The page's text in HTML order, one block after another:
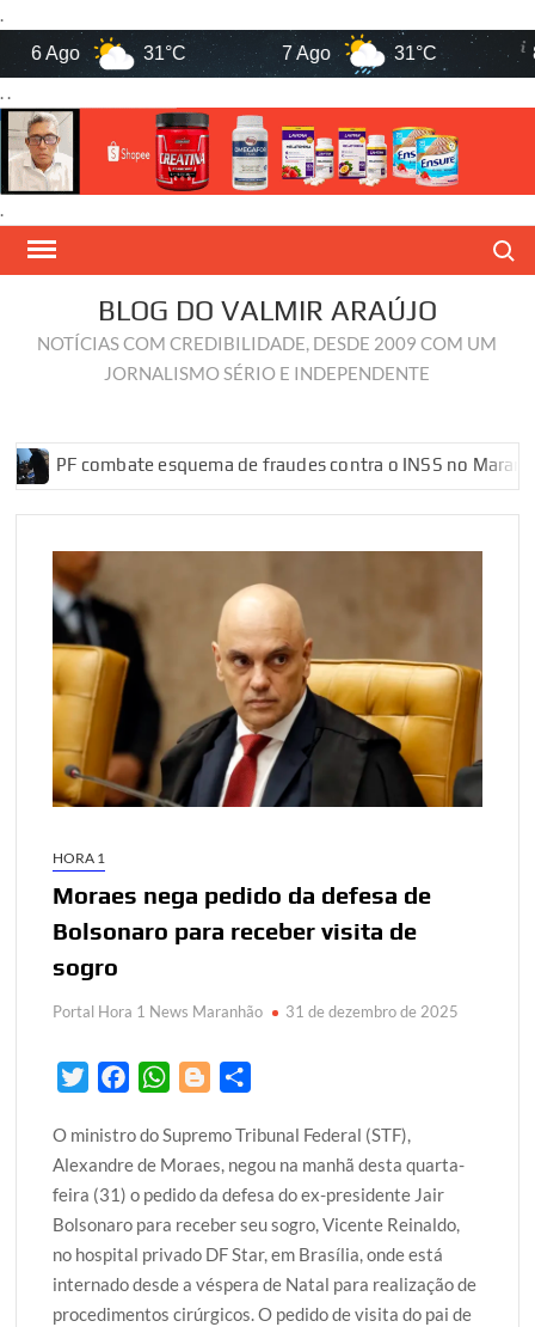
.
Ago 31°C 7 Ago 31°C 8
. .
.
Skip
BLOG DO VALMIR ARAÚJO
NOTÍCIAS COM CREDIBILIDADE, DESDE 2009 COM UM
JORNALISMO SÉRIO E INDEPENDENTE
combate esquema de fraudes contra o INSS no Maranhão
HORA 1
Moraes nega pedido da defesa de
Bolsonaro para receber visita de
sogro
Portal Hora 1 News Maranhão 31 de dezembro de 2025
i
t
t
e
r
c
e
b
o
o
k
W
a
t
s
A
p
p
o
g
g
e
r
a
r
e
O ministro do Supremo Tribunal Federal (STF),
Alexandre de Moraes, negou na manhã desta quarta-
feira (31) o pedido da defesa do ex-presidente Jair
Bolsonaro para receber seu sogro, Vicente Reinaldo,
no hospital privado DF Star, em Brasília, onde está
internado desde a véspera de Natal para realização de
procedimentos cirúrgicos. O pedido de visita do pai de